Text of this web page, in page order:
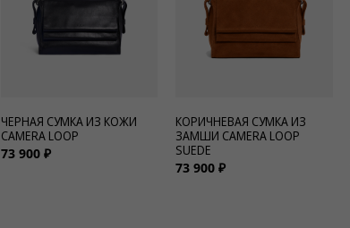
ЧЕРНАЯ СУМКА ИЗ КОЖИ
CAMERA LOOP
73 900 ₽
КОРИЧНЕВАЯ СУМКА ИЗ
ЗАМШИ CAMERA LOOP
SUEDE
73 900 ₽